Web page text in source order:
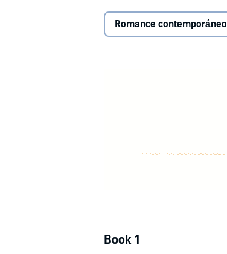
son avenir ?
Romance contemporáneo
Book 1